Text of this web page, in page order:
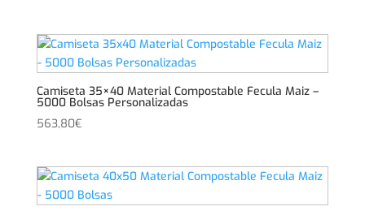
Camiseta 35×40 Material Compostable Fecula Maiz –
5000 Bolsas Personalizadas
563,80€